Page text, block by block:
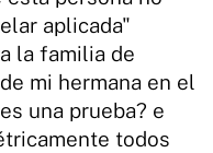
aplicada"
la familia de
mi hermana en el
una prueba? e
todos